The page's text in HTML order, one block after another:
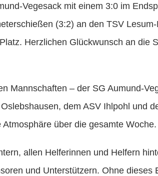
Vegesack mit einem 3:0 im
(3:2) an den TSV
Herzlichen Glückwunsch an die
Mannschaften – der SG Aumund-
dem ASV Ihlpohl und
über die gesamte Woche.
allen Helferinnen und Helfern
und Unterstützern. Ohne dieses